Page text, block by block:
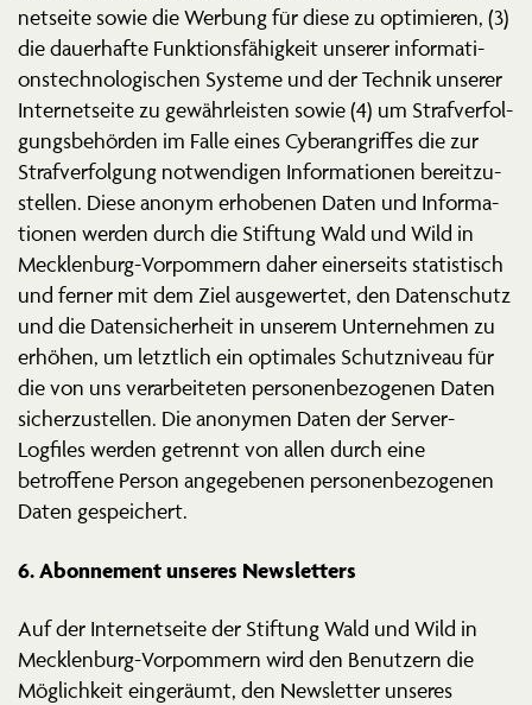
net­seite sowie die Werbung für diese zu optimieren, (3)
die dauer­hafte Funkti­ons­fä­higkeit unserer infor­ma­ti­
ons­tech­no­lo­gi­schen Systeme und der Technik unserer
Inter­net­seite zu gewähr­leisten sowie (4) um Straf­ver­fol­
gungs­be­hörden im Falle eines Cyber­an­griffes die zur
Straf­ver­folgung notwen­digen Infor­ma­tionen bereit­zu­
stellen. Diese anonym erhobenen Daten und Infor­ma­
tionen werden durch die Stiftung Wald und Wild in
Mecklenburg-Vorpommern daher einer­seits statis­tisch
und ferner mit dem Ziel ausge­wertet, den Daten­schutz
und die Daten­si­cherheit in unserem Unter­nehmen zu
erhöhen, um letztlich ein optimales Schutz­niveau für
die von uns verar­bei­teten perso­nen­be­zo­genen Daten
sicher­zu­stellen. Die anonymen Daten der Server-
Logfiles werden getrennt von allen durch eine
betroffene Person angege­benen perso­nen­be­zo­genen
Daten gespeichert.
6. Abonnement unseres Newsletters
Auf der Inter­net­seite der Stiftung Wald und Wild in
Mecklenburg-Vorpommern wird den Benutzern die
Möglichkeit einge­räumt, den Newsletter unseres